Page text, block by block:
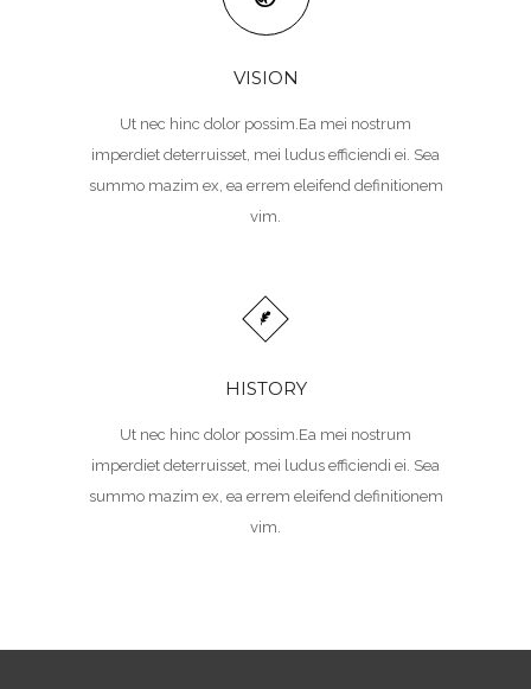
VISION
Ut nec hinc dolor possim.Ea mei nostrum
imperdiet deterruisset, mei ludus efficiendi ei. Sea
summo mazim ex, ea errem eleifend definitionem
vim.
HISTORY
Ut nec hinc dolor possim.Ea mei nostrum
imperdiet deterruisset, mei ludus efficiendi ei. Sea
summo mazim ex, ea errem eleifend definitionem
vim.